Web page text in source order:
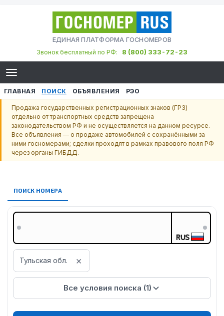
ЕДИНАЯ ПЛАТФОРМА ГОСНОМЕРОВ
Звонок бесплатный по РФ:
8 (800) 333-72-23
ГЛАВНАЯ ПОИСК ОБЪЯВЛЕНИЯ РЭО
Продажа государственных регистрационных знаков (ГРЗ)
отдельно от транспортных средств запрещена
законодательством РФ и не осуществляется на данном ресурсе.
Все объявления — о продаже автомобилей с сохранёнными за
ними госномерами; сделки проходят в рамках правового поля РФ
через органы ГИБДД.
ПОИСК НОМЕРА
RUS
Тульская обл. ×
Все условия поиска (1)